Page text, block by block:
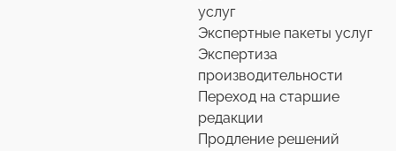
услуг
Экспертные пакеты услуг
Экспертиза
производительности
Переход на старшие
редакции
Продление решений